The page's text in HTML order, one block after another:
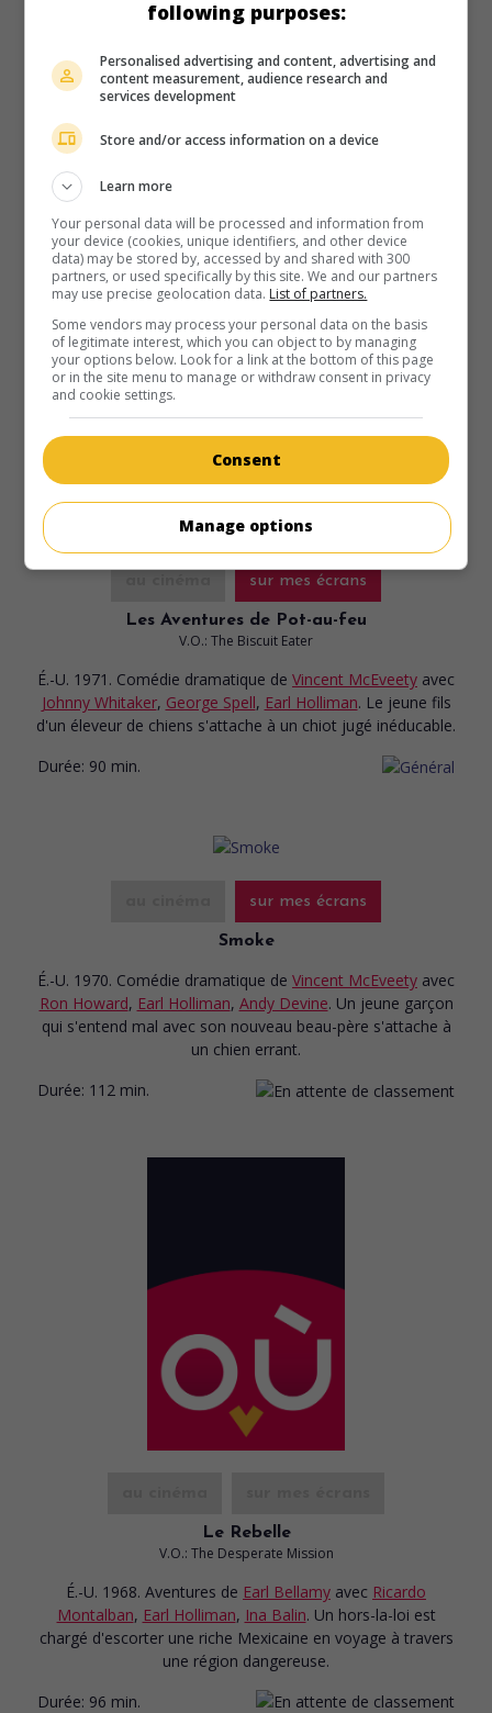
au cinéma sur mes écrans
Tribes
É.-U. 1971. Dramede Joseph Sargent avec Darren McGavin
Earl Holliman,Jan-Michael Vincent. Une jeune recrue se
rebiffe contre des méthodes brutales d'entraînement.
Durée: 90 min.
sur mes écrans
Les Aventures de Pot-au-feu
V.O.: The Biscuit Eater
É.-U. 1971. Comédie dramatique de Vincent McEveety avec
Johnny Whitaker, George Spell, Earl Holliman. Le jeune fils
d'un éleveur de chiens s'attache à un chiot jugé inéducable.
Durée: 90 min.
sur mes écrans
Smoke
É.-U. 1970. Comédie dramatique de Vincent McEveety avec
Ron Howard, Earl Holliman, Andy Devine. Un jeune garçon
qui s'entend mal avec son nouveau beau-père s'attache à
un chien errant.
Durée: 112 min.
Le Rebelle
V.O.: The Desperate Mission
É.-U. 1968. Aventures de Earl Bellamy avec Ricardo
Montalban, Earl Holliman, Ina Balin. Un hors-la-loi est
chargé d'escorter une riche Mexicaine en voyage à travers
une région dangereuse.
Durée: 96 min.
following purposes:
Personalised advertising and content, advertising and
content measurement, audience research and
services development
Store and/or access information on a device
Learn more
Your personal data will be processed and information from
your device (cookies, unique identifiers, and other device
data) may be stored by, accessed by and shared with 300
partners, or used specifically by this site. We and our partners
may use precise geolocation data. List of partners.
Some vendors may process your personal data on the basis
of legitimate interest, which you can object to by managing
your options below. Look for a link at the bottom of this page
or in the site menu to manage or withdraw consent in privacy
and cookie settings.
Consent
Manage options